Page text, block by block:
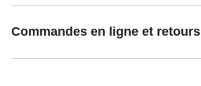
Commandes en ligne et retours